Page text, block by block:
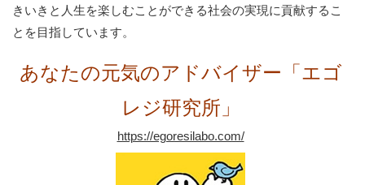
きいきと人生を楽しむことができる社会の実現に貢献するこ
とを目指しています。
あなたの元気のアドバイザー「エゴ
レジ研究所」
https://egoresilabo.com/